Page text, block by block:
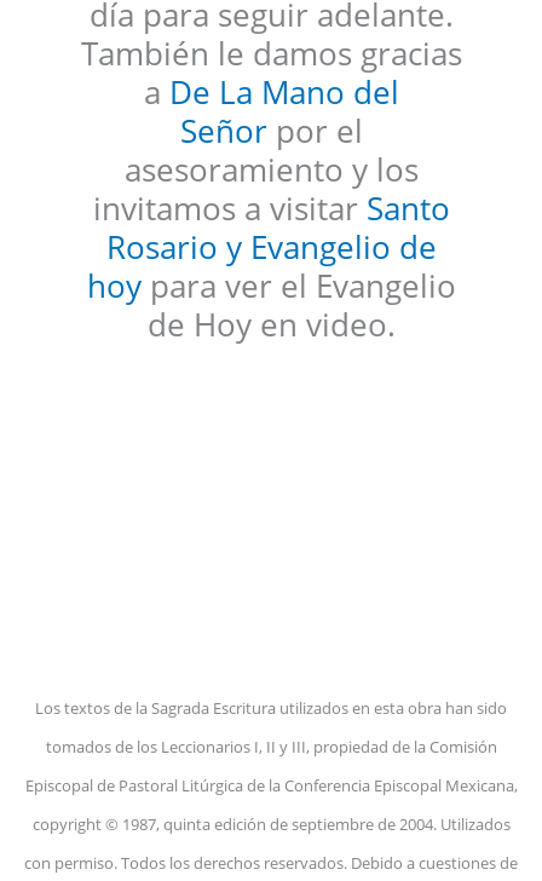
día para seguir adelante.
También le damos gracias
a De La Mano del
Señorpor el
asesoramiento y los
invitamos a visitar Santo
Rosario y Evangelio de
hoypara ver el Evangelio
de Hoy en video.
Los textos de la Sagrada Escritura utilizados en esta obra han sido
tomados de los Leccionarios I, II y III, propiedad de la Comisión
Episcopal de Pastoral Litúrgica de la Conferencia Episcopal Mexicana,
copyright © 1987, quinta edición de septiembre de 2004. Utilizados
con permiso. Todos los derechos reservados. Debido a cuestiones de